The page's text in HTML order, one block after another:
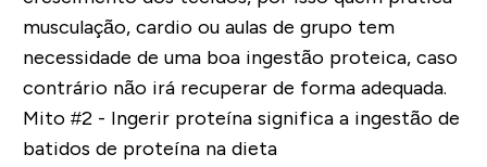
musculação, cardio ou aulas de grupo tem
necessidade de uma boa ingestão proteica, caso
contrário não irá recuperar de forma adequada.
Mito #2 - Ingerir proteína significa a ingestão de
batidos de proteína na dieta